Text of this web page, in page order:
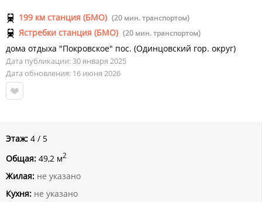
199 км станция (БМО) (20 мин. транспортом)
Ястребки станция (БМО) (20 мин. транспортом)
дома отдыха "Покровское" пос. (Одинцовский гор. округ)
Дата публикации: 30 января 2025
Дата обновления: 16 июня 2026
Этаж: 4 / 5
Общая: 49,2 м2
Жилая: не указано
Кухня: не указано